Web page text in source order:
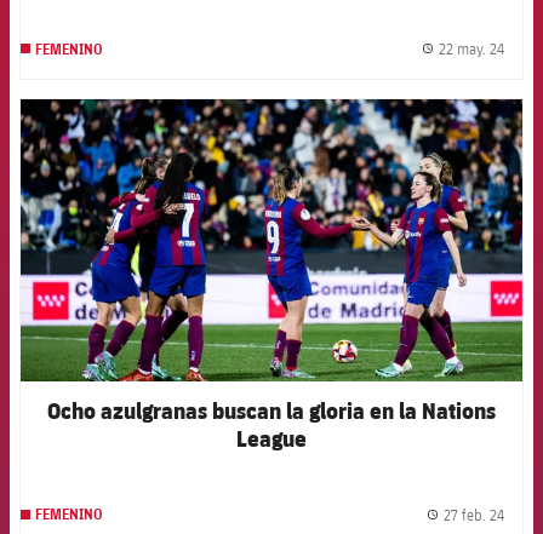
FEMENINO 22 may. 24
FCB Barcelona badge
Ocho azulgranas buscan la gloria en la Nations
League
FEMENINO 27 feb. 24